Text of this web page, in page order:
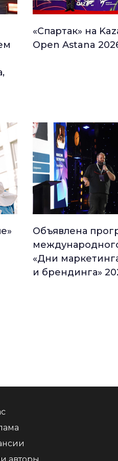
«Спартак» на
Open Astana
Объявлена
«Дни
и брендинга»